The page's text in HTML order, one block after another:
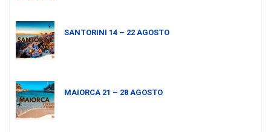
SANTORINI 14 – 22 AGOSTO
MAIORCA 21 – 28 AGOSTO